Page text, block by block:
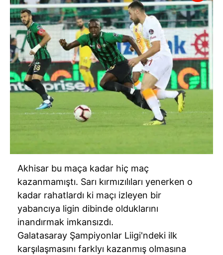
Akhisar bu maça kadar hiç maç
kazanmamıştı. Sarı kırmızılıları yenerken o
kadar rahatlardı ki maçı izleyen bir
yabancıya ligin dibinde olduklarını
inandırmak imkansızdı.
Galatasaray Şampiyonlar Liigi'ndeki ilk
karşılaşmasını farklyı kazanmış olmasına